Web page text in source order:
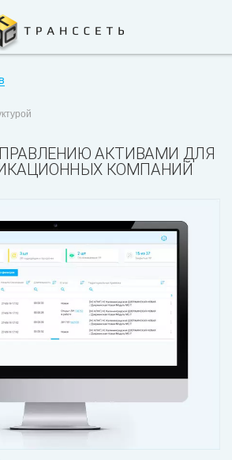
АКТИВАМИ ДЛЯ
КОМПАНИЙ